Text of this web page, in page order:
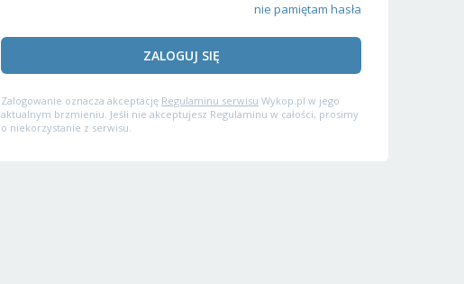
nie pamiętam hasła
ZALOGUJ SIĘ
Zalogowanie oznacza akceptację Regulaminu serwisu Wykop.pl w jego
aktualnym brzmieniu. Jeśli nie akceptujesz Regulaminu w całości, prosimy
o niekorzystanie z serwisu.